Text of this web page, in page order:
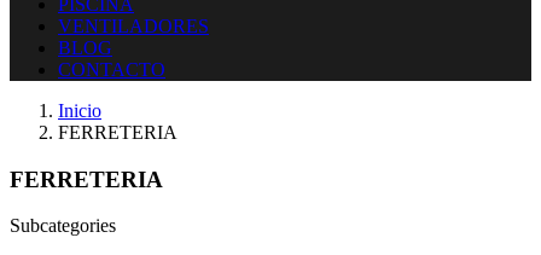
PISCINA
VENTILADORES
BLOG
CONTACTO
Inicio
FERRETERIA
FERRETERIA
Subcategories